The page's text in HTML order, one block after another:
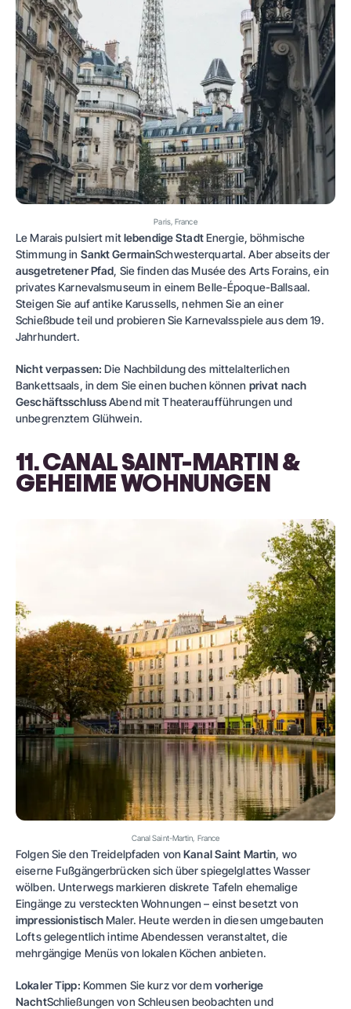
Paris, France
Le Marais pulsiert mitlebendige StadtEnergie, böhmische
Stimmung in Sankt GermainSchwesterquartal. Aber abseits der
ausgetretener Pfad, Sie finden das Musée des Arts Forains, ein
privates Karnevalsmuseum in einem Belle-Époque-Ballsaal.
Steigen Sie auf antike Karussells, nehmen Sie an einer
Schießbude teil und probieren Sie Karnevalsspiele aus dem 19.
Jahrhundert.
Nicht verpassen: Die Nachbildung des mittelalterlichen
Bankettsaals, in dem Sie einen buchen können privat nach
GeschäftsschlussAbend mit Theateraufführungen und
unbegrenztem Glühwein.
11. CANAL SAINT-MARTIN &
GEHEIME WOHNUNGEN
Canal Saint-Martin, France
Folgen Sie den Treidelpfaden vonKanal Saint Martin, wo
eiserne Fußgängerbrücken sich über spiegelglattes Wasser
wölben. Unterwegs markieren diskrete Tafeln ehemalige
Eingänge zu versteckten Wohnungen – einst besetzt von
impressionistischMaler. Heute werden in diesen umgebauten
Lofts gelegentlich intime Abendessen veranstaltet, die
mehrgängige Menüs von lokalen Köchen anbieten.
Lokaler Tipp: Kommen Sie kurz vor dem vorherige
NachtSchließungen von Schleusen beobachten und